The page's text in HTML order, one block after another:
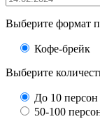
Выберите формат
Кофе-брейк
Выберите
До 10 персон
50-100